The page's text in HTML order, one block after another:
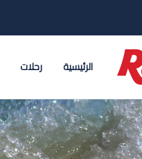
الرئيسية رحلات